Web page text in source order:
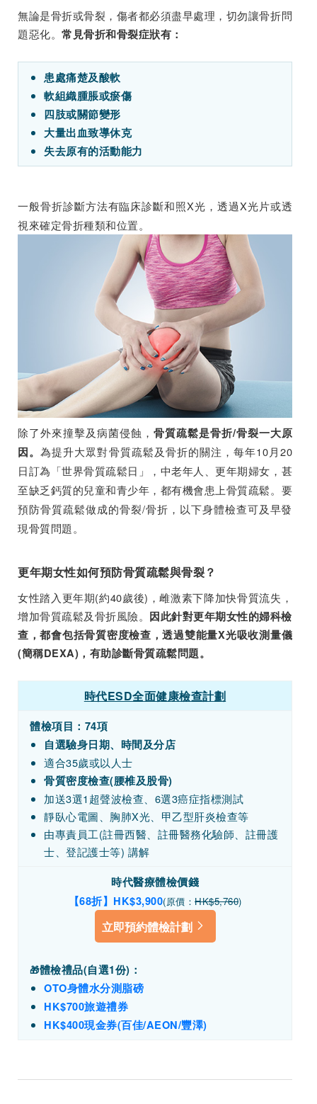
無論是骨折或骨裂，傷者都必須盡早處理，切勿讓骨折問
題惡化。 常見骨折和骨裂症狀有：
患處痛楚及酸軟
軟組織腫脹或瘀傷
四肢或關節變形
大量出血致導休克
失去原有的活動能力
一般骨折診斷方法有臨床診斷和照X光，透過X光片或透
視來確定骨折種類和位置。
除了外來撞擊及病菌侵蝕， 骨質疏鬆是骨折/骨裂一大原
因。為提升大眾對骨質疏鬆及骨折的關注，每年10月20
日訂為「世界骨質疏鬆日」，中老年人、更年期婦女，甚
至缺乏鈣質的兒童和青少年，都有機會患上骨質疏鬆。要
預防骨質疏鬆做成的骨裂/骨折，以下身體檢查可及早發
現骨質問題。
更年期女性如何預防骨質疏鬆與骨裂？
女性踏入更年期(約40歲後)，雌激素下降加快骨質流失，
增加骨質疏鬆及骨折風險。 因此針對更年期女性的婦科檢
查，都會包括骨質密度檢查，透過雙能量X光吸收測量儀
(簡稱DEXA)，有助診斷骨質疏鬆問題。
時代ESD全面健康檢查計劃
體檢項目：74項
自選驗身日期、時間及分店
適合35歲或以人士
骨質密度檢查(腰椎及股骨)
加送3選1超聲波檢查、6選3癌症指標測試
靜臥心電圖、胸肺X光 、甲乙型肝炎檢查等
由專責員工(註冊西醫、註冊醫務化驗師、註冊護
士、登記護士等) 講解
時代醫療體檢價錢
【68折】HK$3,900(原價： HK$5,760)
立即預約體檢計劃
🎁體檢禮品(自選1份) ：
OTO身體水分測脂磅
HK$700旅遊禮券
HK$400現金券(百佳/AEON/豐澤)